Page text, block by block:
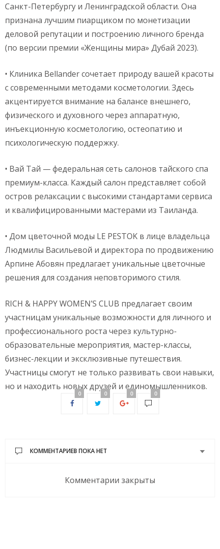
Санкт-Петербургу и Ленинградской области. Она
признана лучшим пиарщиком по монетизации
деловой репутации и построению личного бренда
(по версии премии «Женщины мира» Дубай 2023).
• Клиника Bellander сочетает природу вашей красоты
с современными методами косметологии. Здесь
акцентируется внимание на балансе внешнего,
физического и духовного через аппаратную,
инъекционную косметологию, остеопатию и
психологическую поддержку.
• Вай Тай — федеральная сеть салонов тайского спа
премиум-класса. Каждый салон представляет собой
остров релаксации с высокими стандартами сервиса
и квалифицированными мастерами из Таиланда.
• Дом цветочной моды LE PESTOK в лице владельца
Людмилы Васильевой и директора по продвижению
Арпине Абовян предлагает уникальные цветочные
решения для создания неповторимого стиля.
RICH & HAPPY WOMEN’S CLUB предлагает своим
участницам уникальные возможности для личного и
профессионального роста через культурно-
образовательные мероприятия, мастер-классы,
бизнес-лекции и эксклюзивные путешествия.
Участницы смогут не только развивать свои навыки,
но и находить новых друзей и единомышленников.
0 0 0 0
КОММЕНТАРИЕВ ПОКА НЕТ
Комментарии закрыты